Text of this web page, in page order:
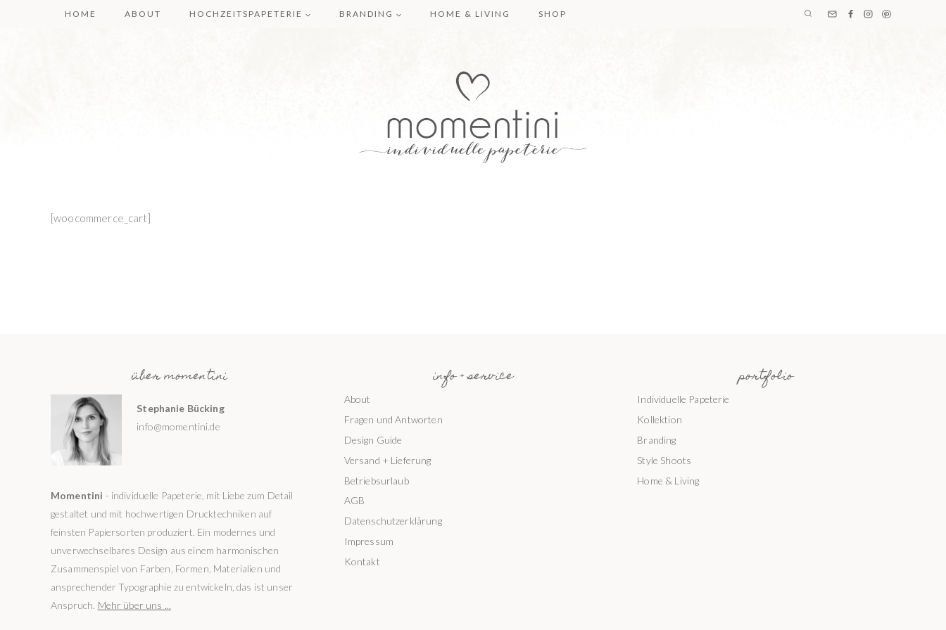
HOME ABOUT HOCHZEITSPAPETERIE BRANDING HOME & LIVING SHOP
[woocommerce_cart]
über momentini
Stephanie Bücking
info@momentini.de
Momentini - individuelle Papeterie, mit Liebe zum Detail
gestaltet und mit hochwertigen Drucktechniken auf
feinsten Papiersorten produziert. Ein modernes und
unverwechselbares Design aus einem harmonischen
Zusammenspiel von Farben, Formen, Materialien und
ansprechender Typographie zu entwickeln, das ist unser
Anspruch. Mehr über uns ...
info + service
About
Fragen und Antworten
Design Guide
Versand + Lieferung
Betriebsurlaub
AGB
Datenschutzerklärung
Impressum
Kontakt
portfolio
Individuelle Papeterie
Kollektion
Branding
Style Shoots
Home & Living